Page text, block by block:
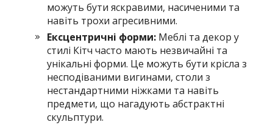
можуть бути яскравими, насиченими та
навіть трохи агресивними.
Ексцентричні форми: Меблі та декор у
стилі Кітч часто мають незвичайні та
унікальні форми. Це можуть бути крісла з
несподіваними вигинами, столи з
нестандартними ніжками та навіть
предмети, що нагадують абстрактні
скульптури.